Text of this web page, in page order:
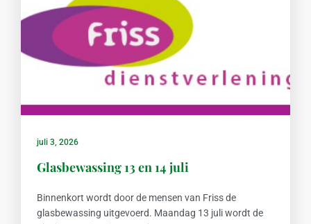
juli 3, 2026
Glasbewassing 13 en 14 juli
Binnenkort wordt door de mensen van Friss de
glasbewassing uitgevoerd. Maandag 13 juli wordt de